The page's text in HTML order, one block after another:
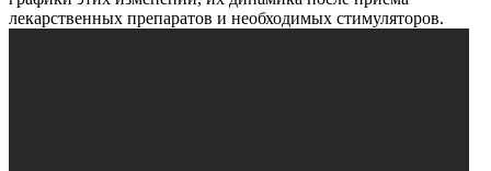
лекарственных препаратов и необходимых стимуляторов.